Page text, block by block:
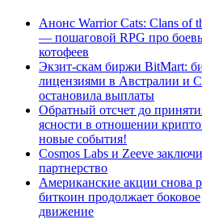
Анонс Warrior Cats: Clans of
— пошаговой RPG про
котофеев
Экзит-скам биржи BitMart:
лицензиями в Австралии и
остановила выплаты
Обратный отсчет до
ясности в отношении
новые события!
Cosmos Labs и Zeeve
партнерство
Американские акции снова
биткоин продолжает боковое
движение